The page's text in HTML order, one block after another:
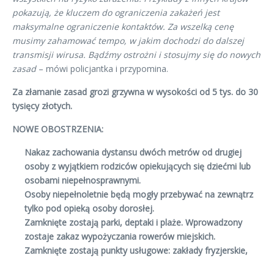
pokazują, że kluczem do ograniczenia zakażeń jest
maksymalne ograniczenie kontaktów. Za wszelką cenę
musimy zahamować tempo, w jakim dochodzi do dalszej
transmisji wirusa. Bądźmy ostrożni i stosujmy się do nowych
zasad – mówi policjantka i przypomina.
Za złamanie zasad grozi grzywna w wysokości od 5 tys. do 30
tysięcy złotych.
NOWE OBOSTRZENIA:
Nakaz zachowania dystansu dwóch metrów od drugiej
osoby z wyjątkiem rodziców opiekujących się dziećmi lub
osobami niepełnosprawnymi.
Osoby niepełnoletnie będą mogły przebywać na zewnątrz
tylko pod opieką osoby dorosłej.
Zamknięte zostają parki, deptaki i plaże. Wprowadzony
zostaje zakaz wypożyczania rowerów miejskich.
Zamknięte zostają punkty usługowe: zakłady fryzjerskie,